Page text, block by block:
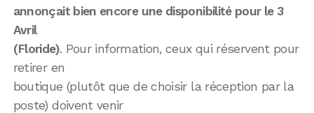
annonçait bien encore une disponibilité pour le 3
Avril
(Floride). Pour information, ceux qui réservent pour
retirer en
boutique (plutôt que de choisir la réception par la
poste) doivent venir